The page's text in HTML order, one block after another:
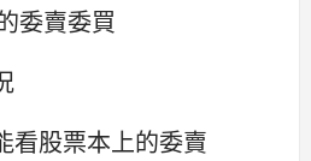
委賣委買
看股票本上的委賣